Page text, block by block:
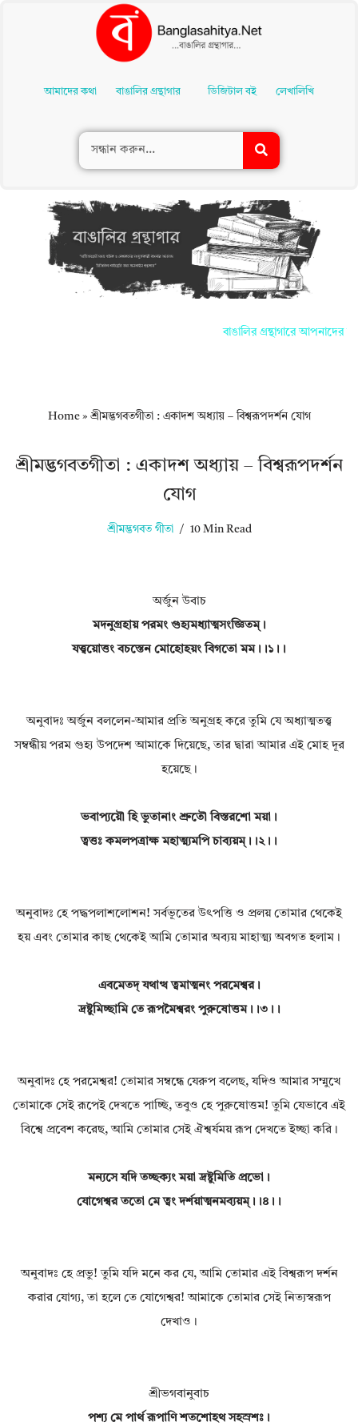
Contentআমাদের কথা বাঙালির গ্রন্থাগার ডিজিটাল বই লেখালিখি
বাঙালির গ্রন্থাগারে আপনাদের সকলকে
Home» শ্রীমদ্ভগবতগীতা : একাদশ অধ্যায় – বিশ্বরূপদর্শন যোগ
শ্রীমদ্ভগবতগীতা : একাদশ অধ্যায় – বিশ্বরূপদর্শন
যোগ
শ্রীমদ্ভগবত গীতা 10 Min Read
অর্জুন উবাচ
মদনুগ্রহায় পরমং গুহ্যমধ্যাত্মসংজ্ঞিতম্।
যত্ত্বয়োত্তং বচস্তেন মোহোহয়ং বিগতো মম।।১।।
অনুবাদঃ অর্জুন বললেন-আমার প্রতি অনুগ্রহ করে তুমি যে অধ্যাত্মতত্ত্ব
সম্বন্ধীয় পরম গুহ্য উপদেশ আমাকে দিয়েছে, তার দ্বারা আমার এই মোহ দূর
হয়েছে।
ভবাপ্যয়ৌ হি ভুতানাং শ্রুতৌ বিস্তরশো ময়া।
ত্বত্তঃ কমলপত্রাক্ষ মহাত্ম্যমপি চাব্যয়ম্।।২।।
অনুবাদঃ হে পদ্ধপলাশলোশন! সর্বভূতের উৎপত্তি ও প্রলয় তোমার থেকেই
হয় এবং তোমার কাছ থেকেই আমি তোমার অব্যয় মাহাত্ম্য অবগত হলাম।
এবমেতদ্ যথাত্থ ত্বমাত্মনং পরমেশ্বর।
দ্রষ্টুমিচ্ছামি তে রূপমৈশ্বরং পুরুষোত্তম।।৩।।
অনুবাদঃ হে পরমেশ্বর! তোমার সম্বন্ধে যেরুপ বলেছ, যদিও আমার সম্মুখে
তোমাকে সেই রূপেই দেখতে পাচ্ছি, তবুও হে পুরুষোত্তম! তুমি যেভাবে এই
বিশ্বে প্রবেশ করেছ, আমি তোমার সেই ঐশ্বর্যময় রূপ দেখতে ইচ্ছা করি।
মন্যসে যদি তচ্ছক্যং ময়া দ্রষ্টুমিতি প্রভো।
যোগেশ্বর ততো মে ত্বং দর্শয়াত্মনমব্যয়ম্।।৪।।
অনুবাদঃ হে প্রভু! তুমি যদি মনে কর যে, আমি তোমার এই বিশ্বরূপ দর্শন
করার যোগ্য, তা হলে তে যোগেশ্বর! আমাকে তোমার সেই নিত্যস্বরূপ
দেখাও।
শ্রীভগবানুবাচ
পশ্য মে পার্থ রূপাণি শতশোহথ সহস্রশঃ।